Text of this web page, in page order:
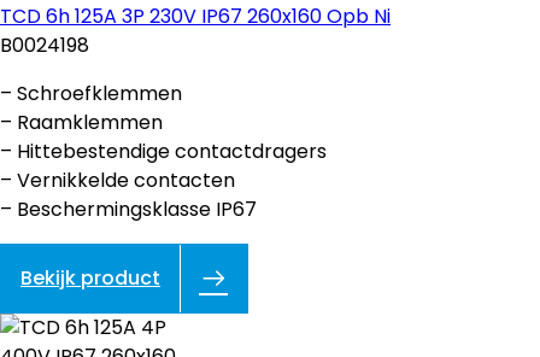
TCD 6h 125A 3P 230V IP67 260x160 Opb Ni
B0024198
– Schroefklemmen
– Raamklemmen
– Hittebestendige contactdragers
– Vernikkelde contacten
– Beschermingsklasse IP67
Bekijk product